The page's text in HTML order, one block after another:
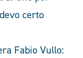
certo
Fabio Vullo: